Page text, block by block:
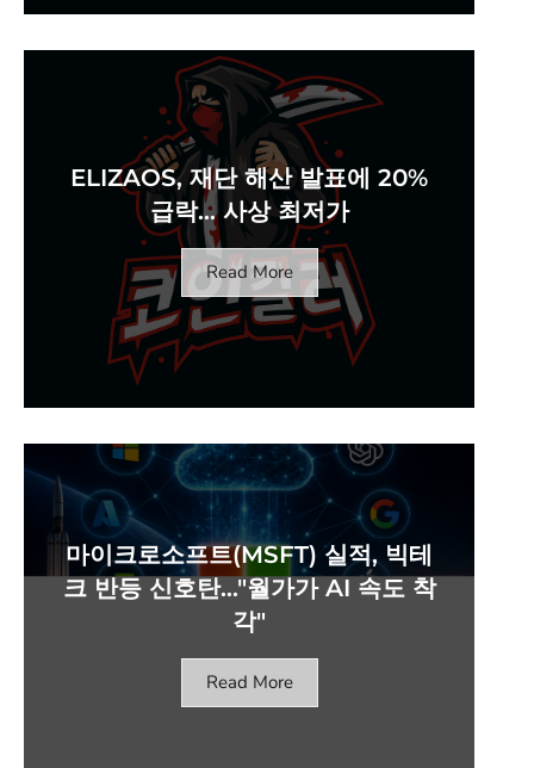
ELIZAOS, 재단 해산 발표에 20%
급락… 사상 최저가
Read More
마이크로소프트(MSFT) 실적, 빅테
크 반등 신호탄…"월가가 AI 속도 착
각"
Read More